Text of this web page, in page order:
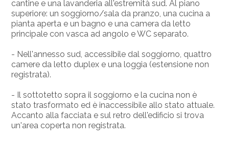
cantine e una lavanderia all'estremità sud. Al piano
superiore: un soggiorno/sala da pranzo, una cucina a
pianta aperta e un bagno e una camera da letto
principale con vasca ad angolo e WC separato.
- Nell'annesso sud, accessibile dal soggiorno, quattro
camere da letto duplex e una loggia (estensione non
registrata).
- Il sottotetto sopra il soggiorno e la cucina non è
stato trasformato ed è inaccessibile allo stato attuale.
Accanto alla facciata e sul retro dell'edificio si trova
un'area coperta non registrata.